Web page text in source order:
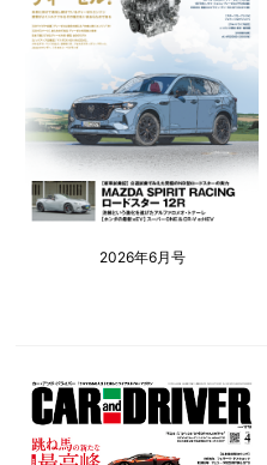
2026年6月号